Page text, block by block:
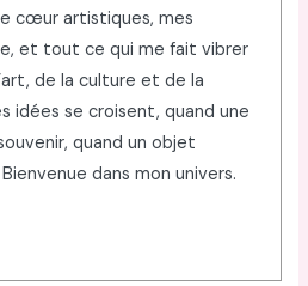
cœur artistiques, mes
et tout ce qui me fait vibrer
de la culture et de la
idées se croisent, quand une
quand un objet
dans mon univers.